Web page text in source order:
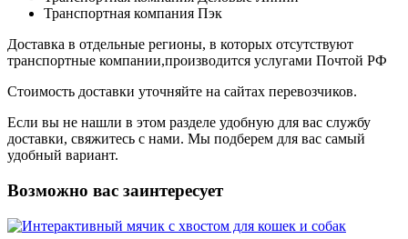
Транспортная компания Пэк
Доставка в отдельные регионы, в которых отсутствуют
транспортные компании,производится услугами Почтой РФ
Стоимость доставки уточняйте на сайтах перевозчиков.
Если вы не нашли в этом разделе удобную для вас службу
доставки, свяжитесь с нами. Мы подберем для вас самый
удобный вариант.
Возможно вас заинтересует